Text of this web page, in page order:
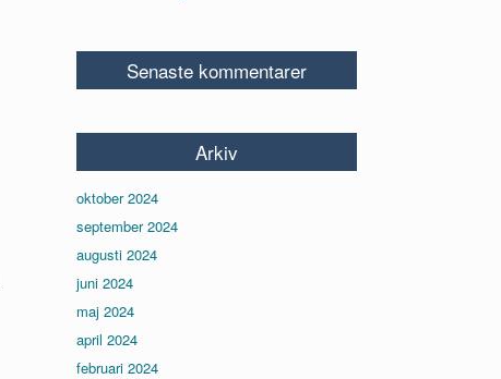
Senaste kommentarer
Arkiv
oktober 2024
september 2024
augusti 2024
juni 2024
maj 2024
april 2024
februari 2024